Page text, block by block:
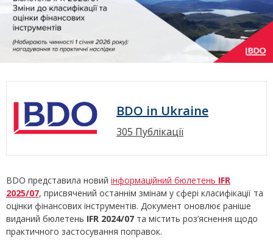
BDO in Ukraine
305 Публікації
BDO представила новий інформаційний бюлетень IFR
2025/07, присвячений останнім змінам у сфері класифікації та
оцінки фінансових інструментів. Документ оновлює раніше
виданий бюлетень IFR 2024/07 та містить роз’яснення щодо
практичного застосування поправок.